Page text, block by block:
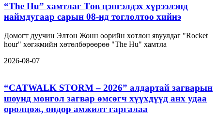
“The Hu” хамтлаг Төв цэнгэлдэх хүрээлэнд
наймдугаар сарын 08-нд тоглолтоо хийнэ
Домогт дуучин Элтон Жонн өөрийн хөтлөн явуулдаг "Rocket
hour" хөгжмийн хөтөлбөрөөрөө "The Hu" хамтла
2026-08-07
“CATWALK STORM – 2026” алдартай загварын
шоунд монгол загвар өмсөгч хүүхдүүд анх удаа
оролцож, өндөр амжилт гаргалаа